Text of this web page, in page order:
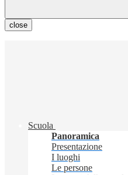
close
Scuola
Panoramica
Presentazione
I luoghi
Le persone